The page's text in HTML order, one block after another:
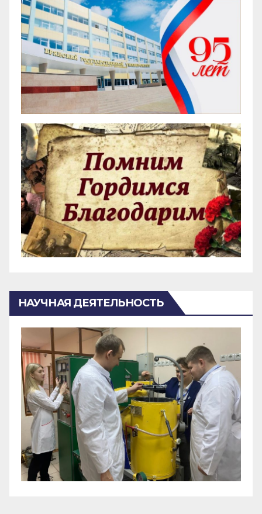
НАУЧНАЯ ДЕЯТЕЛЬНОСТЬ